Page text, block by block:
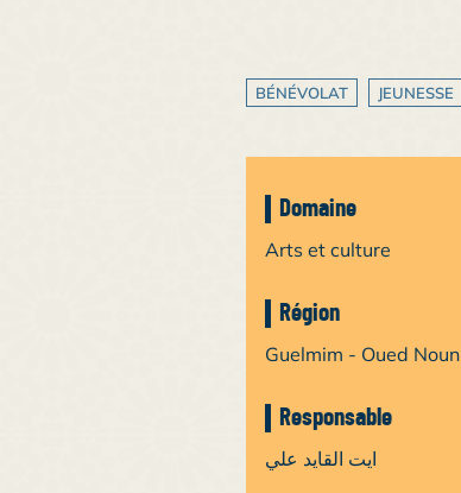
BÉNÉVOLAT JEUNESSE
Domaine
Arts et culture
Région
Guelmim - Oued Noun
Responsable
ايت القايد علي